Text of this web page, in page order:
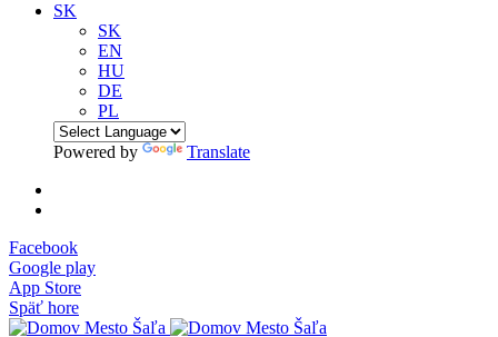
SK
SK
EN
HU
DE
PL
Powered by Translate
Facebook
Google play
App Store
Späť hore